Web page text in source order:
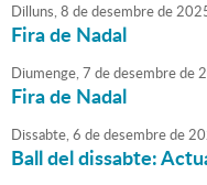
Dilluns,8 dedesembrede
Fira de Nadal
Diumenge,7 dedesembrede
Fira de Nadal
Dissabte,6 dedesembrede
Ball del dissabte: